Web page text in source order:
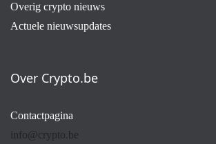
Overig crypto nieuws
Actuele nieuwsupdates
Over Crypto.be
Contactpagina
info@crypto.be